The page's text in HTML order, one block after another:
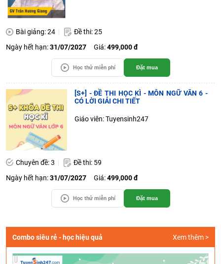
Bài giảng: 24
Đề thi: 25
Ngày hết hạn:31/07/2027 Giá:499,000 đ
Học thử miễn phí Đặt mua
[S+] - ĐỀ THI HỌC KÌ - MÔN NGỮ VĂN 6 -
CÓ LỜI GIẢI CHI TIẾT
Giáo viên: Tuyensinh247
Chuyên đề: 3
Đề thi: 59
Ngày hết hạn:31/07/2027 Giá:499,000 đ
Học thử miễn phí Đặt mua
Combo siêu rẻ - học hiệu quả Xem thêm >